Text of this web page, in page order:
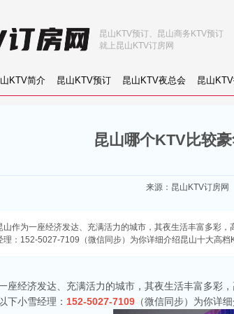
KTV简介 昆山KTV预订 昆山KTV夜总会 昆山
昆山KTV预订、昆山商务KTV预订
就上昆山KTV订房网
昆山哪个KTV比较
来源： 昆山KTV订房网
山作为一座经济发达、充满活力的城市，其夜生活丰富多彩
理：152-5027-7109（微信同步）为你详细介绍昆山十大高档
座经济发达、充满活力的城市，其夜生活丰富多彩
下小雪经理： 152-5027-7109 （微信同步）为你详